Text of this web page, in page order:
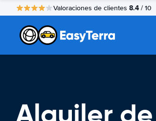
Valoraciones de clientes 8.4 / 10
Alquiler